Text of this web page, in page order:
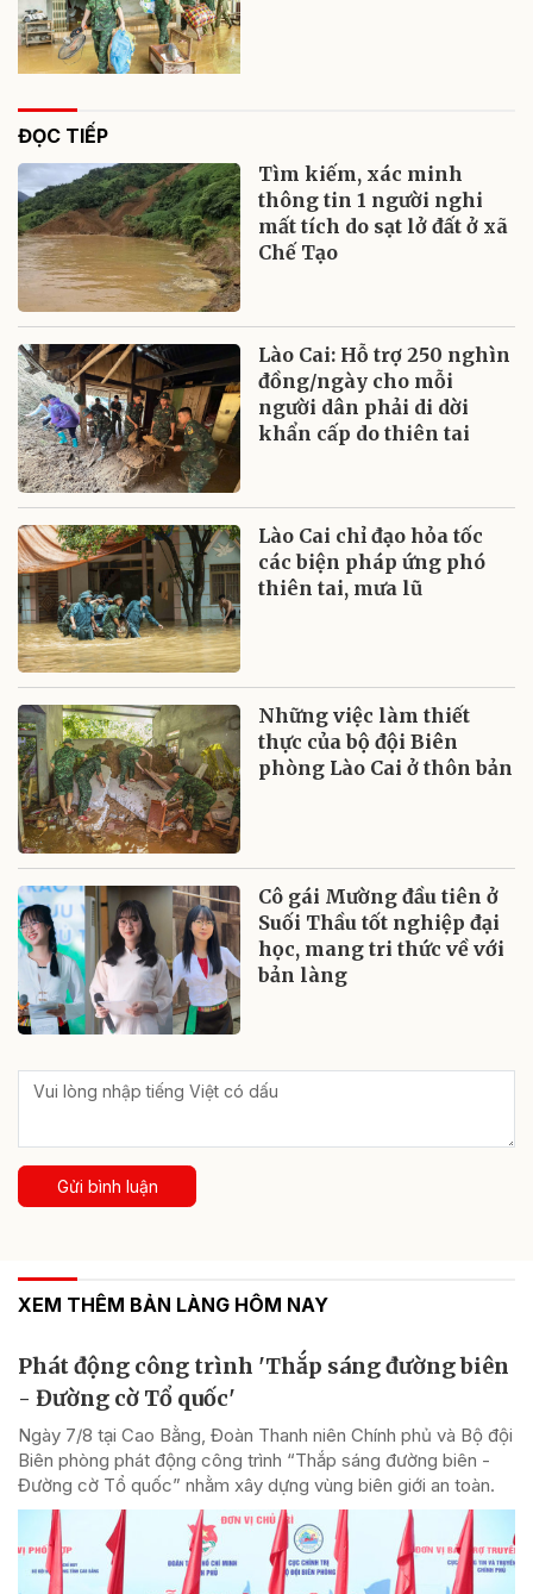
ĐỌC TIẾP
Tìm kiếm, xác minh
thông tin 1 người nghi
mất tích do sạt lở đất ở xã
Chế Tạo
Lào Cai: Hỗ trợ 250 nghìn
đồng/ngày cho mỗi
người dân phải di dời
khẩn cấp do thiên tai
Lào Cai chỉ đạo hỏa tốc
các biện pháp ứng phó
thiên tai, mưa lũ
Những việc làm thiết
thực của bộ đội Biên
phòng Lào Cai ở thôn bản
Cô gái Mường đầu tiên ở
Suối Thầu tốt nghiệp đại
học, mang tri thức về với
bản làng
Gửi bình luận
XEM THÊM BẢN LÀNG HÔM NAY
Phát động công trình 'Thắp sáng đường biên
- Đường cờ Tổ quốc'
Ngày 7/8 tại Cao Bằng, Đoàn Thanh niên Chính phủ và Bộ đội
Biên phòng phát động công trình “Thắp sáng đường biên -
Đường cờ Tổ quốc” nhằm xây dựng vùng biên giới an toàn.